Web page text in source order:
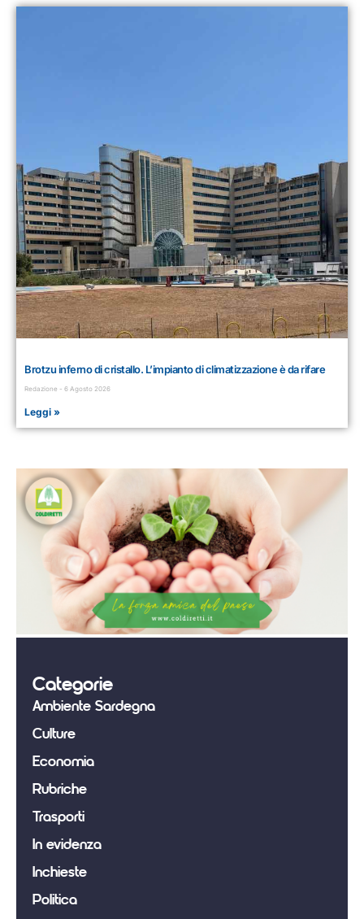
Brotzu inferno di cristallo. L’impianto di climatizzazione è da rifare
Redazione 6 Agosto 2026
Leggi »
Categorie
Ambiente Sardegna
Culture
Economia
Rubriche
Trasporti
In evidenza
Inchieste
Politica